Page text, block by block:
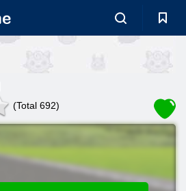
(Total 692)